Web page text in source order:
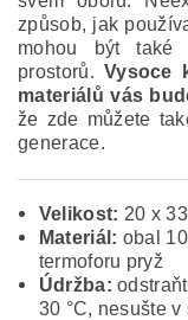
způsob, jak
mohou být také
prostorů. Vysoce
materiálů vás
že zde můžete
generace.
Velikost: 20 x
Materiál: obal
termoforu pryž
Údržba:
30 °C, nesušte